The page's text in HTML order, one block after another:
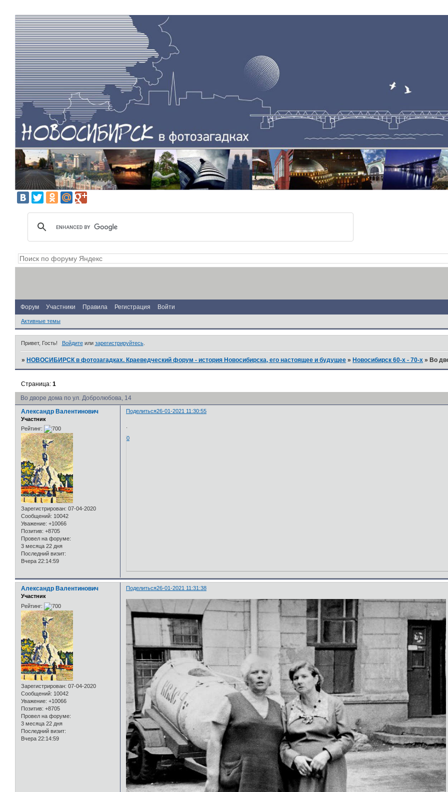
Форум Участники Правила Регистрация Войти
Активные темы
Привет, Гость! Войдитеили зарегистрируйтесь.
»НОВОСИБИРСК в фотозагадках. Краеведческий форум - история Новосибирска, его настоящее и будущее »Новосибирск 60-х - 70-х »Во
Во дворе дома по ул. Добролюбова, 14
Страница:1
Поделиться26-01-2021 11:30:55
Александр Валентинович
Участник
Рейтинг:
Зарегистрирован: 07-04-2020
Сообщений: 10042
Уважение: +10066
Позитив: +8705
Провел на форуме:
3 месяца 22 дня
Последний визит:
Вчера 22:14:59
0
Поделиться26-01-2021 11:31:38
Александр Валентинович
Участник
Рейтинг:
Зарегистрирован: 07-04-2020
Сообщений: 10042
Уважение: +10066
Позитив: +8705
Провел на форуме:
3 месяца 22 дня
Последний визит:
Вчера 22:14:59